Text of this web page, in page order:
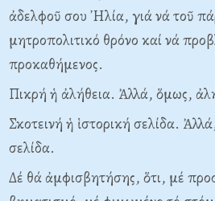
ἀδελφοῦ σου ᾽Hλία, γιά νά τοῦ
μητροπολιτικό θρόνο καί νά
προκαθήμενος.
Πικρή ἡ ἀλήθεια. Ἀλλά, ὅμως,
Σκοτεινή ἡ ἱστορική σελίδα.
σελίδα.
Δέ θά ἀμφισβητήσης, ὅτι, μέ